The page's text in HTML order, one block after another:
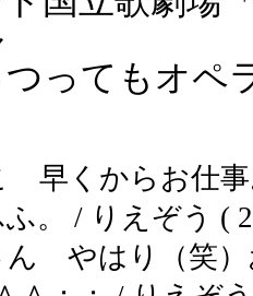
ってもオペ
早くからお仕事
。 / りえぞう (
ん やはり（笑）